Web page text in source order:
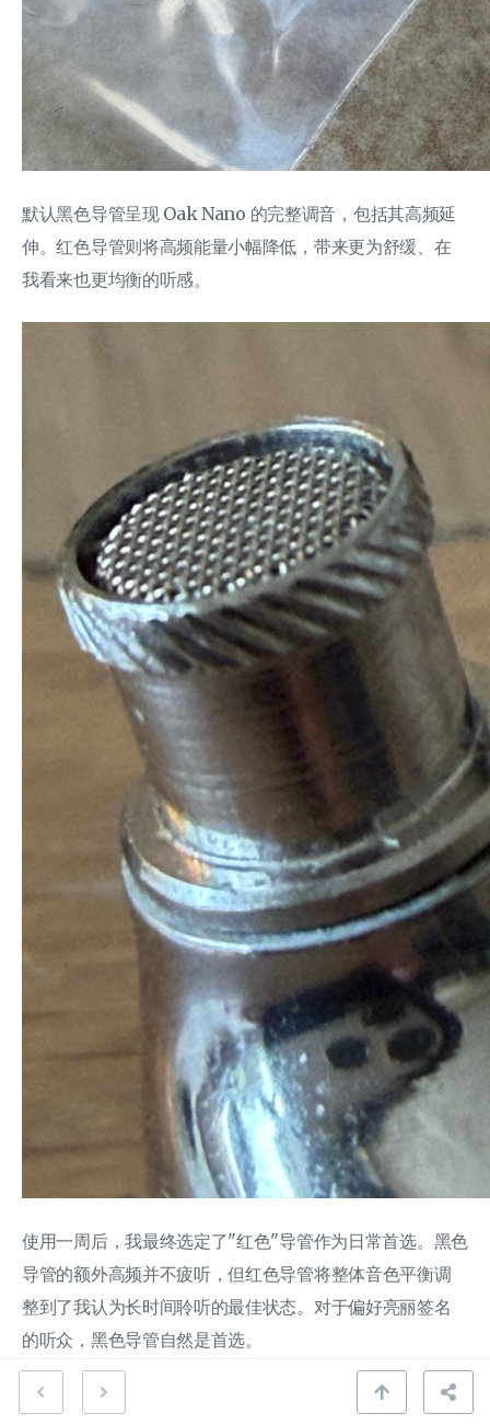
默认黑色导管呈现 Oak Nano 的完整调音，包括其高频延
伸。红色导管则将高频能量小幅降低，带来更为舒缓、在
我看来也更均衡的听感。
使用一周后，我最终选定了"红色"导管作为日常首选。黑色
导管的额外高频并不疲听，但红色导管将整体音色平衡调
整到了我认为长时间聆听的最佳状态。对于偏好亮丽签名
的听众，黑色导管自然是首选。
佩戴与舒适性